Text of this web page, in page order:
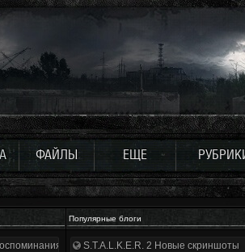
ФАЙЛЫ ЕЩЕ
Популярные блоги
ликвидатора)
S.T.A.L.K.E.R. 2 Новые скриншоты